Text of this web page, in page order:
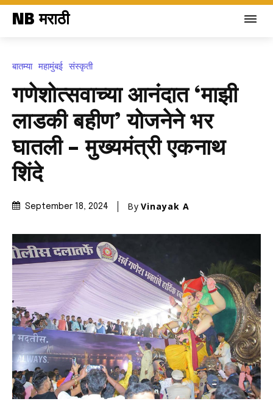
NB मराठी
बातम्या महामुंबई संस्कृती
गणेशोत्सवाच्या आनंदात ‘माझी
लाडकी बहीण’ योजनेने भर
घातली – मुख्यमंत्री एकनाथ
शिंदे
September 18, 2024 By Vinayak A